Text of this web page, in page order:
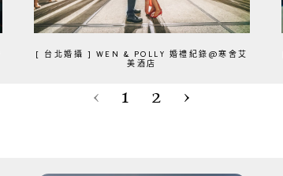
[ 台北婚攝 ] WEN & POLLY 婚禮紀錄@寒舍艾
美酒店
‹ 1 2 ›